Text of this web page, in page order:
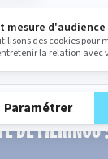
DE MERINOS !